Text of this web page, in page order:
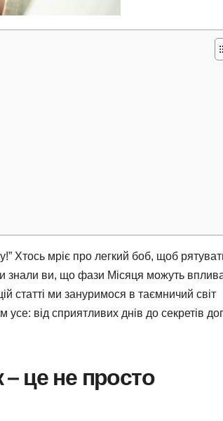
Хтось мріє про легкий боб, щоб
знали ви, що фази Місяця можуть
статті ми зануримося в таємничий світ
від сприятливих днів до секретів
це не просто